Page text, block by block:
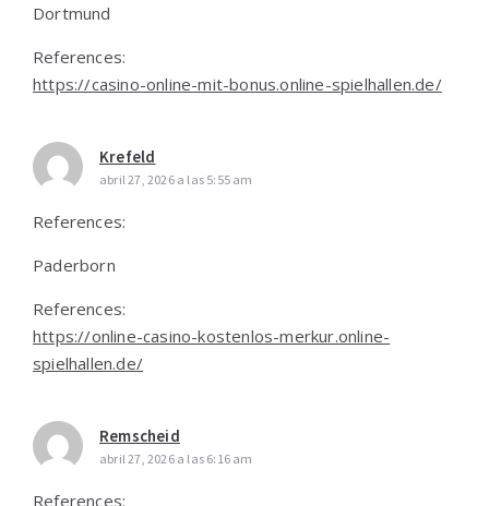
Dortmund
References:
https://casino-online-mit-bonus.online-spielhallen.de/
Krefeld
abril 27, 2026 a las 5:55 am
References:
Paderborn
References:
https://online-casino-kostenlos-merkur.online-
spielhallen.de/
Remscheid
abril 27, 2026 a las 6:16 am
References: